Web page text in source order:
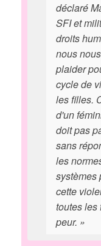
déclaré
SFI et
droits
nous
plaider
cycle de
les filles.
d'un
doit pas
sans
les
systèmes
cette
toutes les
peur. »